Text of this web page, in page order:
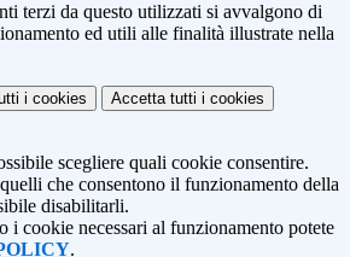
terzi da questo utilizzati si avvalgono di
ed utili alle finalità illustrate nella
i cookies Accetta tutti i cookies
scegliere quali cookie consentire.
che consentono il funzionamento della
disabilitarli.
i cookie necessari al funzionamento potete
.